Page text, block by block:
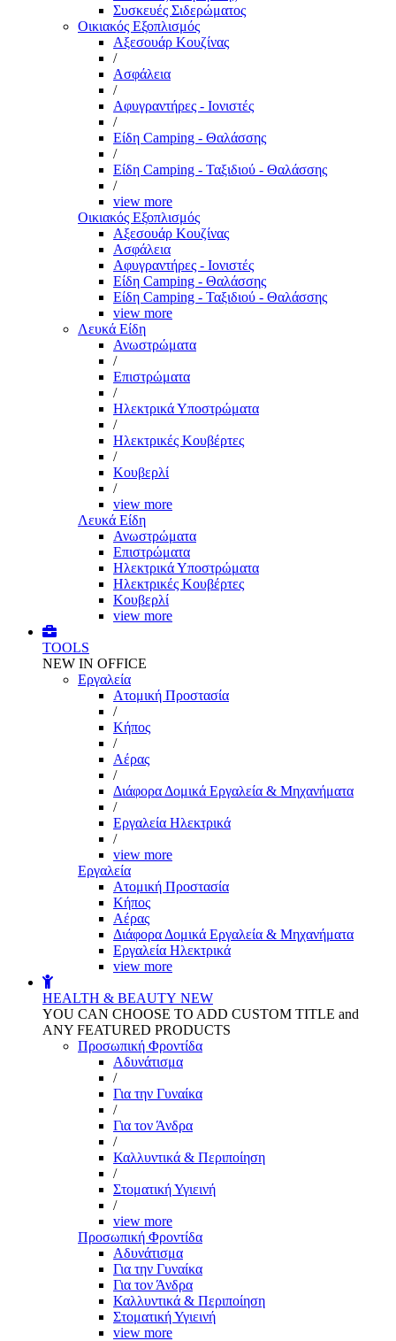
Συσκευές Σιδερώματος
Οικιακός Εξοπλισμός
Αξεσουάρ Κουζίνας
/
Ασφάλεια
/
Αφυγραντήρες - Ιονιστές
/
Είδη Camping - Θαλάσσης
/
Είδη Camping - Ταξιδιού - Θαλάσσης
/
view more
Οικιακός Εξοπλισμός
Αξεσουάρ Κουζίνας
Ασφάλεια
Αφυγραντήρες - Ιονιστές
Είδη Camping - Θαλάσσης
Είδη Camping - Ταξιδιού - Θαλάσσης
view more
Λευκά Είδη
Ανωστρώματα
/
Επιστρώματα
/
Ηλεκτρικά Υποστρώματα
/
Ηλεκτρικές Κουβέρτες
/
Κουβερλί
/
view more
Λευκά Είδη
Ανωστρώματα
Επιστρώματα
Ηλεκτρικά Υποστρώματα
Ηλεκτρικές Κουβέρτες
Κουβερλί
view more
TOOLS
NEW IN OFFICE
Εργαλεία
Aτομική Προστασία
/
Kήπος
/
Αέρας
/
Διάφορα Δομικά Εργαλεία & Μηχανήματα
/
Εργαλεία Ηλεκτρικά
/
view more
Εργαλεία
Aτομική Προστασία
Kήπος
Αέρας
Διάφορα Δομικά Εργαλεία & Μηχανήματα
Εργαλεία Ηλεκτρικά
view more
HEALTH & BEAUTY NEW
YOU CAN CHOOSE TO ADD CUSTOM TITLE and
ANY FEATURED PRODUCTS
Προσωπική Φροντίδα
Αδυνάτισμα
/
Για την Γυναίκα
/
Για τον Άνδρα
/
Καλλυντικά & Περιποίηση
/
Στοματική Υγιεινή
/
view more
Προσωπική Φροντίδα
Αδυνάτισμα
Για την Γυναίκα
Για τον Άνδρα
Καλλυντικά & Περιποίηση
Στοματική Υγιεινή
view more